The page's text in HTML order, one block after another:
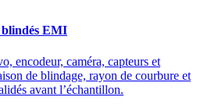
blindés EMI
encodeur, caméra, capteurs et
de blindage, rayon de courbure et
avant l’échantillon.